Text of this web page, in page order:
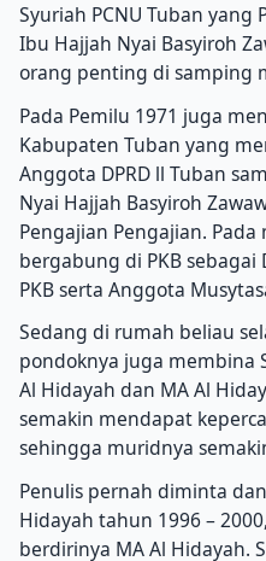
Syuriah PCNU Tuban yang
Ibu Hajjah Nyai Basyiroh
orang penting di samping
Pada Pemilu 1971 juga
Kabupaten Tuban yang
Anggota DPRD ll Tuban
Nyai Hajjah Basyiroh
Pengajian Pengajian. Pada
bergabung di PKB sebagai
PKB serta Anggota
Sedang di rumah beliau
pondoknya juga membina
Al Hidayah dan MA Al
semakin mendapat
sehingga muridnya
Penulis pernah diminta
Hidayah tahun 1996 –
berdirinya MA Al Hidayah.